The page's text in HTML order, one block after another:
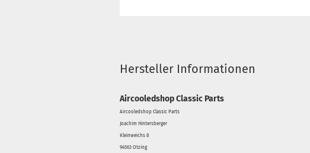
Hersteller Informationen
Aircooledshop Classic Parts
Aircooledshop Classic Parts
Joachim Hintersberger
Kleinweichs 8
94563 Otzing